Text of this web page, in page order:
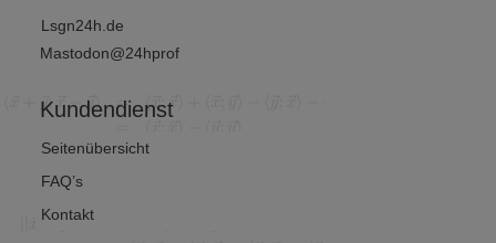
Lsgn24h.de
Mastodon@24hprof
Kundendienst
Seitenübersicht
FAQ’s
Kontakt